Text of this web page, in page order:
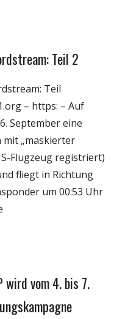
Teil 2
Teil
– https: – Auf
September eine
mit „maskierter
Flugzeug registriert)
fliegt in Richtung
um 00:53 Uhr
wird vom 4. bis 7.